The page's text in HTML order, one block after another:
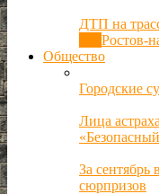
ДТП на
Ростов-
Общество
Городские
Лица
За сентябрь
сюрпризов